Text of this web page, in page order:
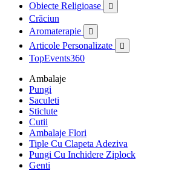
Obiecte Religioase 
Crăciun
Aromaterapie

Articole Personalizate 
TopEvents360
Ambalaje
Pungi
Saculeti
Sticlute
Cutii
Ambalaje Flori
Tiple Cu Clapeta Adeziva
Pungi Cu Inchidere Ziplock
Genti